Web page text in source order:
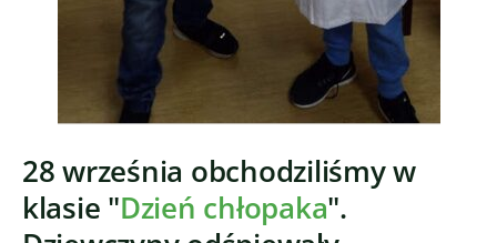
28 września obchodziliśmy w
klasie "Dzień chłopaka".